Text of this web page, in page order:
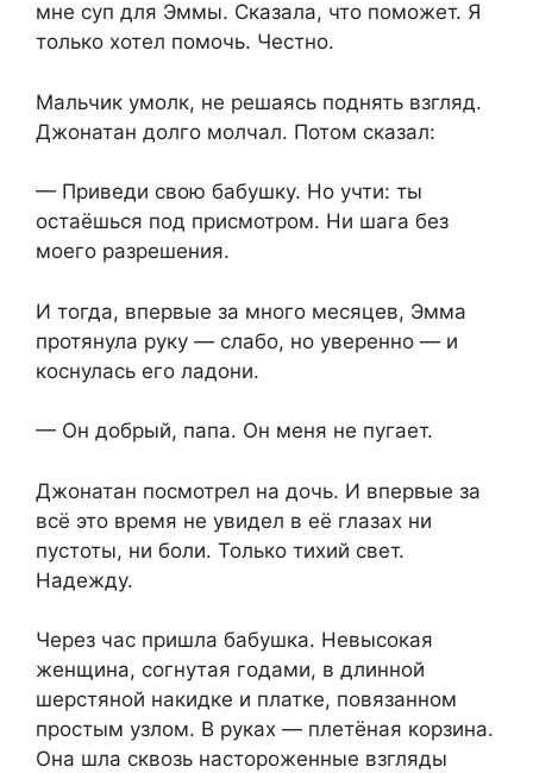
мне суп для Эммы. Сказала, что поможет. Я
только хотел помочь. Честно.
Мальчик умолк, не решаясь поднять взгляд.
Джонатан долго молчал. Потом сказал:
— Приведи свою бабушку. Но учти: ты
остаёшься под присмотром. Ни шага без
моего разрешения.
И тогда, впервые за много месяцев, Эмма
протянула руку — слабо, но уверенно — и
коснулась его ладони.
— Он добрый, папа. Он меня не пугает.
Джонатан посмотрел на дочь. И впервые за
всё это время не увидел в её глазах ни
пустоты, ни боли. Только тихий свет.
Надежду.
Через час пришла бабушка. Невысокая
женщина, согнутая годами, в длинной
шерстяной накидке и платке, повязанном
простым узлом. В руках — плетёная корзина.
Она шла сквозь настороженные взгляды